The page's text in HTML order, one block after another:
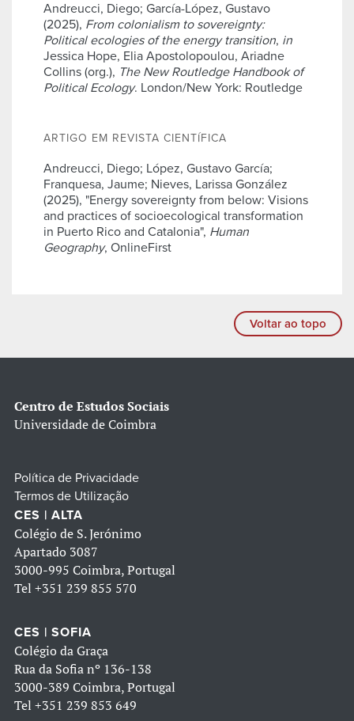
Andreucci, Diego; García-López, Gustavo
(2025), From colonialism to sovereignty:
Political ecologies of the energy transition, in
Jessica Hope, Elia Apostolopoulou, Ariadne
Collins (org.), The New Routledge Handbook of
Political Ecology. London/New York: Routledge
ARTIGO EM REVISTA CIENTÍFICA
Andreucci, Diego; López, Gustavo García;
Franquesa, Jaume; Nieves, Larissa González
(2025), "Energy sovereignty from below: Visions
and practices of socioecological transformation
in Puerto Rico and Catalonia", Human
Geography, OnlineFirst
Voltar ao topo
Centro de Estudos Sociais
Universidade de Coimbra
Política de Privacidade
Termos de Utilização
CES | ALTA
Colégio de S. Jerónimo
Apartado 3087
3000-995 Coimbra, Portugal
Tel +351 239 855 570
CES | SOFIA
Colégio da Graça
Rua da Sofia nº 136-138
3000-389 Coimbra, Portugal
Tel +351 239 853 649